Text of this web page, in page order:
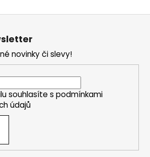
novinky či slevy!
souhlasíte s podmínkami
údajů